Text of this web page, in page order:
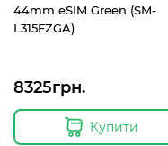
44mm eSIM Green (SM-
L315FZGA)
8325грн.
Купити